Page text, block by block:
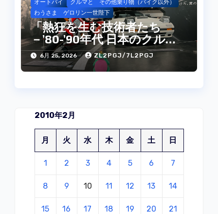
オートバイ
クルマと その他乗り物（バイク以外）
わうさま ゲロリン一世陛下
「熱狂を生む技術者たち
－’80-’90年代 日本のクルマ
とオートバイ－」
6月 25, 2026 ZL2PGJ/7L2PGJ
2010年2月
月 火 水 木 金 土 日
1 2 3 4 5 6 7
8 9 10 11 12 13 14
15 16 17 18 19 20 21